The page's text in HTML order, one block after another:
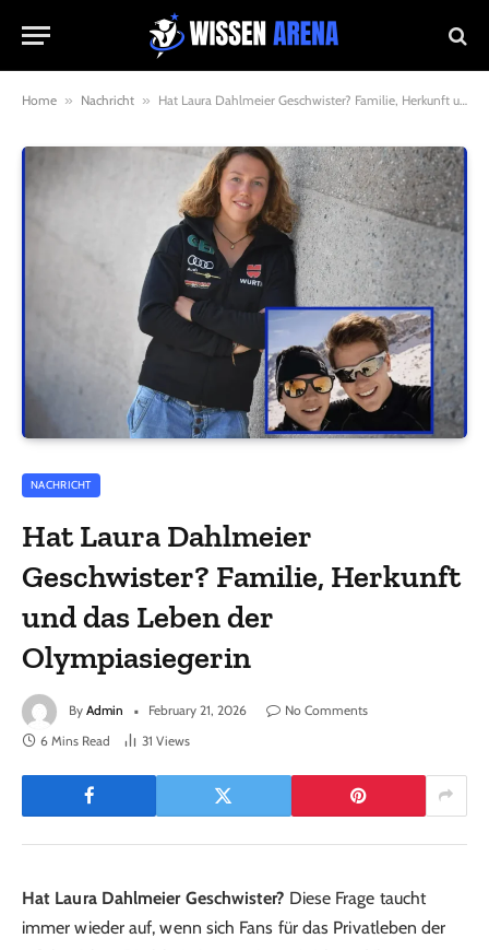
Home » Nachricht » Hat Laura Dahlmeier Geschwister? Familie, Herkunft und das Leben der Olympiasiegerin
NACHRICHT
Hat Laura Dahlmeier
Geschwister? Familie, Herkunft
und das Leben der
Olympiasiegerin
By Admin February 21, 2026
No Comments
6 Mins Read
31 Views
Hat Laura Dahlmeier Geschwister? Diese Frage taucht
immer wieder auf, wenn sich Fans für das Privatleben der